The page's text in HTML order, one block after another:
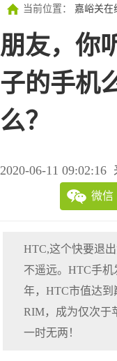
当前位置： 嘉峪关在
朋友，你
子的手机
么？
2020-06-11 09:02:16
微信
HTC,这个快要退
不遥远。HTC手机
年，HTC市值达到
RIM，成为仅次于
一时无两！